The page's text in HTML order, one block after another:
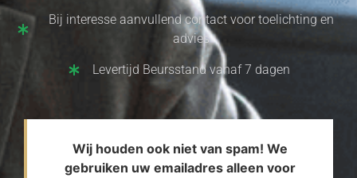
Bij interesse aanvullend contact voor toelichting en
advies
Levertijd Beursstand vanaf 7 dagen
Wij houden ook niet van spam! We
gebruiken uw emailadres alleen voor